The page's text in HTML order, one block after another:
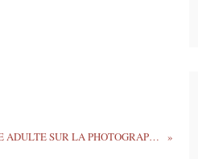
STAGE DE DÉCOUVERTE ARTISTIQUE ADULTE SUR LA PHOTOGRAPHIE